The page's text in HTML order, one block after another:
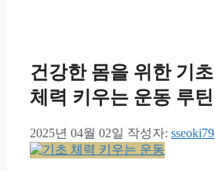
건강한 몸을 위한 기초
체력 키우는 운동 루틴
2025년 04월 02일 작성자: sseoki79